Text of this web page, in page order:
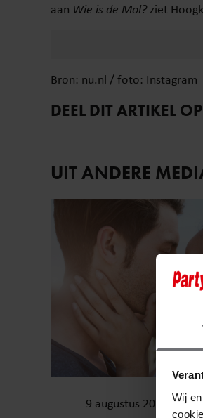
Wij en
aan Wie is de Mol?ziet
Bron: nu.nl / foto: Instagram
DEEL DIT ARTIKEL
UIT ANDERE
9 augustus 2026